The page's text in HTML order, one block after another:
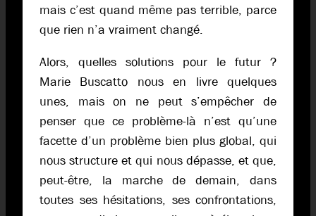
mais c’est quand même pas terrible, parce
que rien n’a vraiment changé.
Alors, quelles solutions pour le futur ?
Marie Buscatto nous en livre quelques
unes, mais on ne peut s’empêcher de
penser que ce problème-là n’est qu’une
facette d’un problème bien plus global, qui
nous structure et qui nous dépasse, et que,
peut-être, la marche de demain, dans
toutes ses hésitations, ses confrontations,